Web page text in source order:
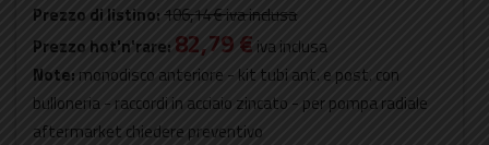
Prezzo di listino:106,14 €iva inclusa
Prezzo hot'n'rare: 82,79 € iva inclusa
Note: monodisco anteriore - kit tubi ant. e post. con
bulloneria - raccordi in acciaio zincato - per pompa radiale
aftermarket chiedere preventivo